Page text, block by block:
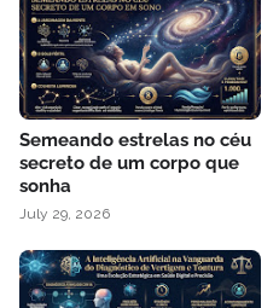
Semeando estrelas no céu
secreto de um corpo que
sonha
July 29, 2026